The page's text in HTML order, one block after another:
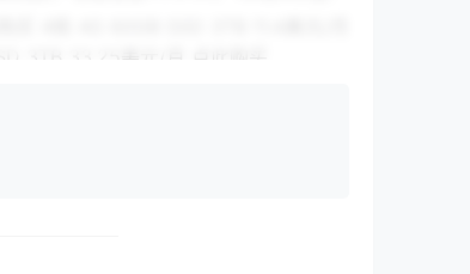
4核 4G 60GB SSD 3TB 11.4美元/月
3TB 33.25美元/月 点此购买
VPS、荷兰VPS机房，全部1个
4G 1000GB 3TB 10.45美元/月 点此
元/月 点此购买